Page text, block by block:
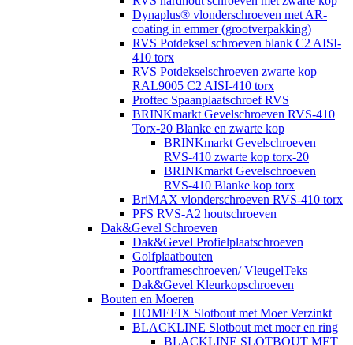
Dynaplus® vlonderschroeven met AR-
coating in emmer (grootverpakking)
RVS Potdeksel schroeven blank C2 AISI-
410 torx
RVS Potdekselschroeven zwarte kop
RAL9005 C2 AISI-410 torx
Proftec Spaanplaatschroef RVS
BRINKmarkt Gevelschroeven RVS-410
Torx-20 Blanke en zwarte kop
BRINKmarkt Gevelschroeven
RVS-410 zwarte kop torx-20
BRINKmarkt Gevelschroeven
RVS-410 Blanke kop torx
BriMAX vlonderschroeven RVS-410 torx
PFS RVS-A2 houtschroeven
Dak&Gevel Schroeven
Dak&Gevel Profielplaatschroeven
Golfplaatbouten
Poortframeschroeven/ VleugelTeks
Dak&Gevel Kleurkopschroeven
Bouten en Moeren
HOMEFIX Slotbout met Moer Verzinkt
BLACKLINE Slotbout met moer en ring
BLACKLINE SLOTBOUT MET